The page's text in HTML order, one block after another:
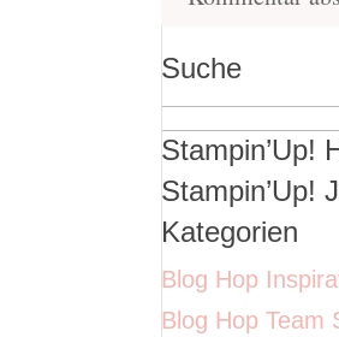
Suche
Suchen
nach:
Stampin’Up!
Stampin’Up!
Kategorien
Blog Hop
Blog Hop Team